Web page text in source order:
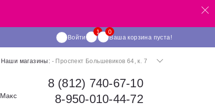
Войти Ваша корзина пуста!
Наши магазины: - Проспект Большевиков 64, к. 7
Макс
8 (812) 740-67-10
8-950-010-44-72